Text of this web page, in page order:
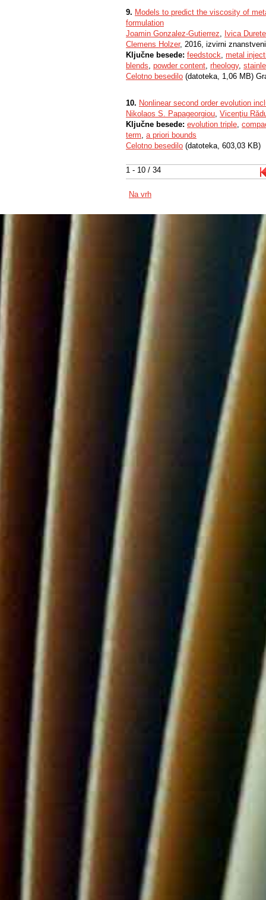
1 - 10 / 34
9. Models to predict the viscosity of
formulation
Joamin Gonzalez-Gutierrez, Ivica
Clemens Holzer, 2016, izvirni
Ključne besede: feedstock, metal
blends, powder content, rheology,
Celotno besedilo (datoteka, 1,06 MB)
10. Nonlinear second order evolution
Nikolaos S. Papageorgiou, Vicenţiu
Ključne besede: evolution triple,
term, a priori bounds
Celotno besedilo (datoteka, 603,03 KB)
Na vrh